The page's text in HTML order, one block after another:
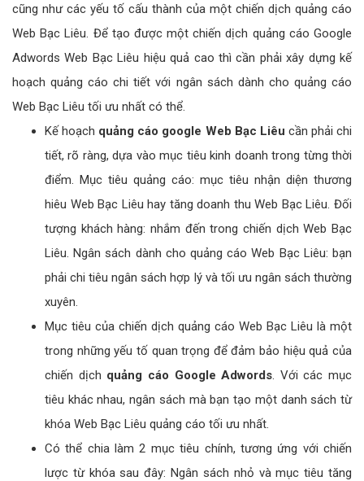
cũng như các yếu tố cấu thành của một chiến dịch quảng cáo
Web Bạc Liêu. Để tạo được một chiến dịch quảng cáo Google
Adwords Web Bạc Liêu hiệu quả cao thì cần phải xây dựng kế
hoạch quảng cáo chi tiết với ngân sách dành cho quảng cáo
Web Bạc Liêu tối ưu nhất có thể.
Kế hoạch quảng cáo google Web Bạc Liêu cần phải chi
tiết, rõ ràng, dựa vào mục tiêu kinh doanh trong từng thời
điểm. Mục tiêu quảng cáo: mục tiêu nhận diện thương
hiêu Web Bạc Liêu hay tăng doanh thu Web Bạc Liêu. Đối
tượng khách hàng: nhắm đến trong chiến dịch Web Bạc
Liêu. Ngân sách dành cho quảng cáo Web Bạc Liêu: bạn
phải chi tiêu ngân sách hợp lý và tối ưu ngân sách thường
xuyên.
Mục tiêu của chiến dịch quảng cáo Web Bạc Liêu là một
trong những yếu tố quan trọng để đảm bảo hiệu quả của
chiến dịch quảng cáo Google Adwords. Với các mục
tiêu khác nhau, ngân sách mà bạn tạo một danh sách từ
khóa Web Bạc Liêu quảng cáo tối ưu nhất.
Có thể chia làm 2 mục tiêu chính, tương ứng với chiến
lược từ khóa sau đây: Ngân sách nhỏ và mục tiêu tăng